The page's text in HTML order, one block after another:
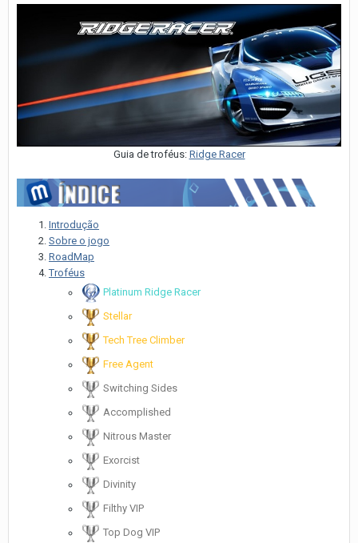
Guia de troféus: Ridge Racer
Introdução
Sobre o jogo
RoadMap
Troféus
Platinum Ridge Racer
Stellar
Tech Tree Climber
Free Agent
Switching Sides
Accomplished
Nitrous Master
Exorcist
Divinity
Filthy VIP
Top Dog VIP